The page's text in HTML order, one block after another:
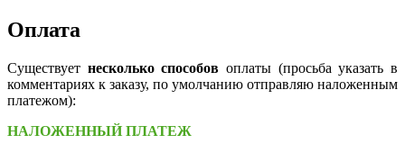
Оплата
Существует несколько способов оплаты (просьба указать в
комментариях к заказу, по умолчанию отправляю наложенным
платежом):
НАЛОЖЕННЫЙ ПЛАТЕЖ